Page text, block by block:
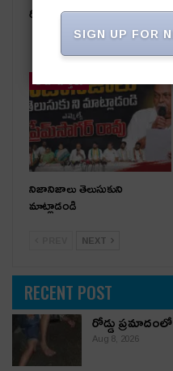
రోడ్డు ప్రమాదంలో ఒకరికి గాయాలు
నిజానిజాలు తెలుసుకుని
మాట్లాడండి
NEXT
RECENT POST
రోడ్డు
Aug 8, 2026
SIGN UP FOR